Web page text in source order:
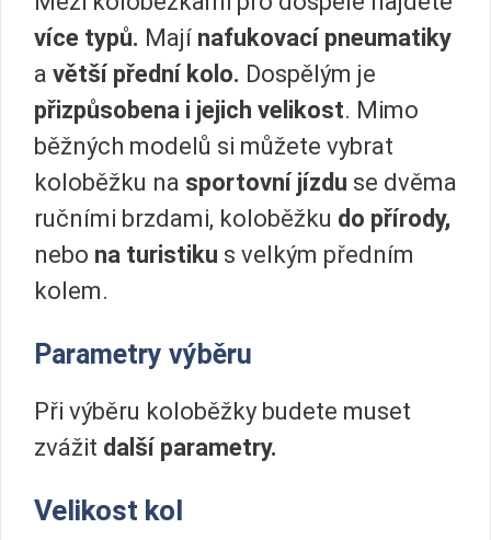
více typů. Mají nafukovací pneumatiky
a větší přední kolo. Dospělým je
přizpůsobena i jejich velikost. Mimo
běžných modelů si můžete vybrat
koloběžku na sportovní jízdu se dvěma
ručními brzdami, koloběžku do přírody,
nebo na turistiku s velkým předním
kolem.
Parametry výběru
Při výběru koloběžky budete muset
zvážit další parametry.
Velikost kol